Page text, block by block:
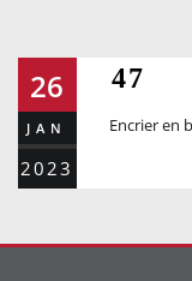
26
JAN
2023
47
Encrier en